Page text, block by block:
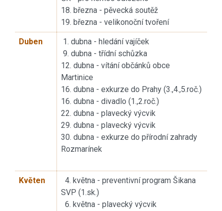
18. března - pěvecká soutěž
19. března - velikonoční tvoření
Duben
1. dubna - hledání vajíček
9. dubna - třídní schůzka
12. dubna - vítání občánků obce
Martinice
16. dubna - exkurze do Prahy (3.,4.,5.roč.)
16. dubna - divadlo (1.,2.roč.)
22. dubna - plavecký výcvik
29. dubna - plavecký výcvik
30. dubna - exkurze do přírodní zahrady
Rozmarínek
Květen
4. května - preventivní program Šikana
SVP (1.sk.)
6. května - plavecký výcvik